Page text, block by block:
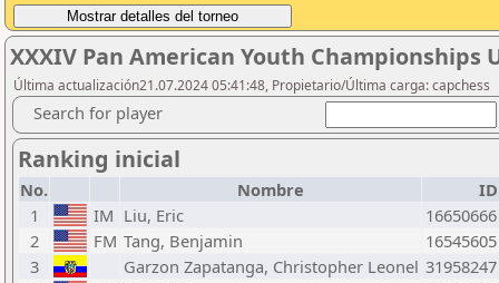
XXXIV Pan American Youth Championships
Última actualización21.07.2024 05:41:48, Propietario/Última carga: capchess
Search for player
Ranking inicial
No. Nombre
ID
1
IM Liu, Eric
16650666
2
FM Tang, Benjamin
16545605
3
Garzon Zapatanga, Christopher Leonel 31958247